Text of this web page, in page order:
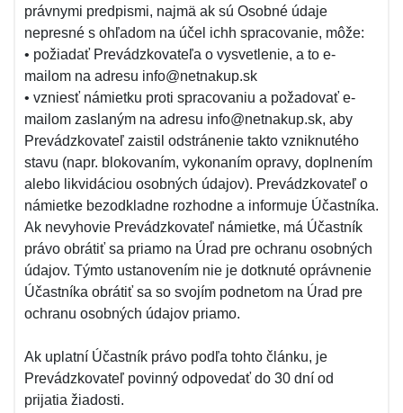
právnymi predpismi, najmä ak sú Osobné údaje
nepresné s ohľadom na účel ichh spracovanie, môže:
• požiadať Prevádzkovateľa o vysvetlenie, a to e-
mailom na adresu info@netnakup.sk
• vzniesť námietku proti spracovaniu a požadovať e-
mailom zaslaným na adresu info@netnakup.sk, aby
Prevádzkovateľ zaistil odstránenie takto vzniknutého
stavu (napr. blokovaním, vykonaním opravy, doplnením
alebo likvidáciou osobných údajov). Prevádzkovateľ o
námietke bezodkladne rozhodne a informuje Účastníka.
Ak nevyhovie Prevádzkovateľ námietke, má Účastník
právo obrátiť sa priamo na Úrad pre ochranu osobných
údajov. Týmto ustanovením nie je dotknuté oprávnenie
Účastníka obrátiť sa so svojím podnetom na Úrad pre
ochranu osobných údajov priamo.
Ak uplatní Účastník právo podľa tohto článku, je
Prevádzkovateľ povinný odpovedať do 30 dní od
prijatia žiadosti.